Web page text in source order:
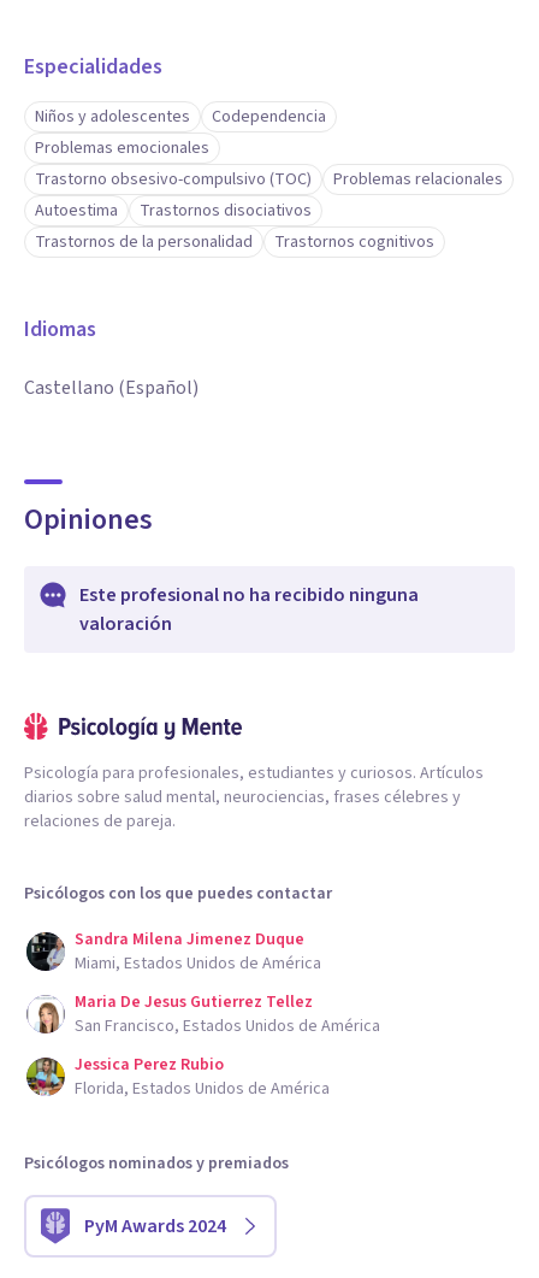
Especialidades
Niños y adolescentes
Codependencia
Problemas emocionales
Trastorno obsesivo-compulsivo (TOC)
Problemas relacionales
Autoestima
Trastornos disociativos
Trastornos de la personalidad
Trastornos cognitivos
Idiomas
Castellano (Español)
Opiniones
Este profesional no ha recibido ninguna
valoración
Psicología para profesionales, estudiantes y curiosos. Artículos
diarios sobre salud mental, neurociencias, frases célebres y
relaciones de pareja.
Psicólogos con los que puedes contactar
Sandra Milena Jimenez Duque
Miami, Estados Unidos de América
Maria De Jesus Gutierrez Tellez
San Francisco, Estados Unidos de América
Jessica Perez Rubio
Florida, Estados Unidos de América
Psicólogos nominados y premiados
PyM Awards 2024